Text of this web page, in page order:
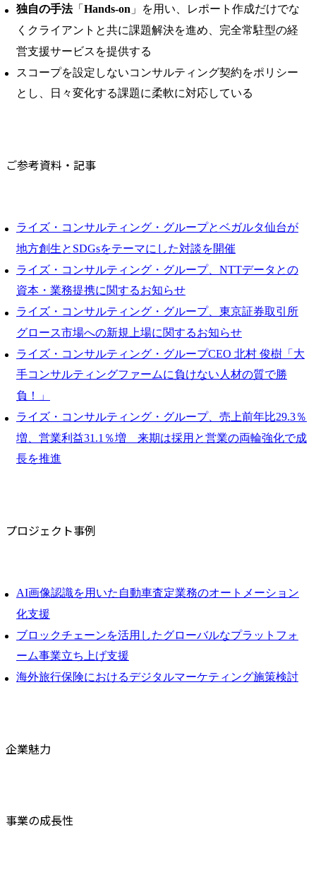
独自の手法「 Hands-on 」を用い、レポート作成だけでな
くクライアントと共に課題解決を進め、完全常駐型の経
営支援サービスを提供する
スコープを設定しないコンサルティング契約をポリシー
とし、日々変化する課題に柔軟に対応している
ご参考資料・記事
ライズ・コンサルティング・グループとベガルタ仙台が
地方創生とSDGsをテーマにした対談を開催
ライズ・コンサルティング・グループ、NTTデータとの
資本・業務提携に関するお知らせ
ライズ・コンサルティング・グループ、東京証券取引所
グロース市場への新規上場に関するお知らせ
ライズ・コンサルティング・グループCEO 北村 俊樹「大
手コンサルティングファームに負けない人材の質で勝
負！」
ライズ・コンサルティング・グループ、売上前年比29.3％
増、営業利益31.1％増 来期は採用と営業の両輪強化で成
長を推進
プロジェクト事例
AI画像認識を用いた自動車査定業務のオートメーション
化支援
ブロックチェーンを活用したグローバルなプラットフォ
ーム事業立ち上げ支援
海外旅行保険におけるデジタルマーケティング施策検討
企業魅力
事業の成長性